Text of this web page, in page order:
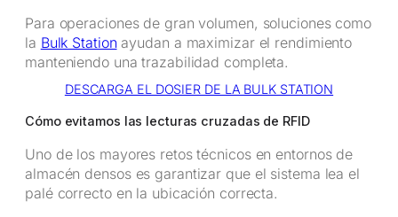
Para operaciones de gran volumen, soluciones como
la Bulk Station ayudan a maximizar el rendimiento
manteniendo una trazabilidad completa.
DESCARGA EL DOSIER DE LA BULK STATION
Cómo evitamos las lecturas cruzadas de RFID
Uno de los mayores retos técnicos en entornos de
almacén densos es garantizar que el sistema lea el
palé correcto en la ubicación correcta.